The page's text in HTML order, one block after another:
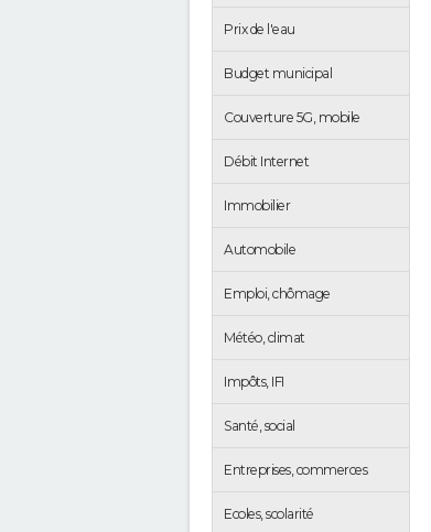
Prix de l'eau
Budget municipal
Couverture 5G, mobile
Débit Internet
Immobilier
Automobile
Emploi, chômage
Météo, climat
Impôts, IFI
Santé, social
Entreprises, commerces
Ecoles, scolarité